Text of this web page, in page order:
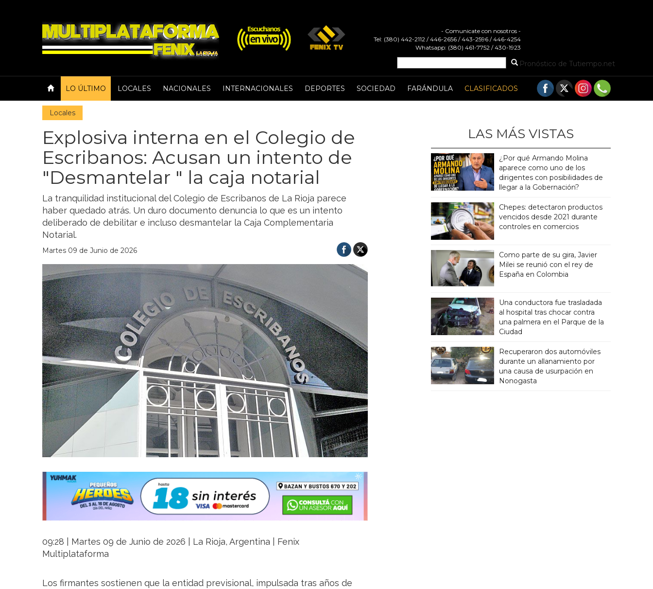
- Comunicate con nosotros -
Tel: (380) 442-2112 / 446-2656 / 443-2596 / 446-4254
Whatsapp: (380) 461-7752 / 430-1923
Pronóstico de Tutiempo.net
LO ÚLTIMO LOCALES NACIONALES INTERNACIONALES DEPORTES SOCIEDAD FARÁNDULA CLASIFICADOS
Locales
Explosiva interna en el Colegio de
Escribanos: Acusan un intento de
"Desmantelar " la caja notarial
La tranquilidad institucional del Colegio de Escribanos de La Rioja parece
haber quedado atrás. Un duro documento denuncia lo que es un intento
deliberado de debilitar e incluso desmantelar la Caja Complementaria
Notarial.
Martes 09 de Junio de 2026
09:28 | Martes 09 de Junio de 2026 | La Rioja, Argentina | Fenix
Multiplataforma
Los firmantes sostienen que la entidad previsional, impulsada tras años de
LAS MÁS VISTAS
¿Por qué Armando Molina
aparece como uno de los
dirigentes con posibilidades de
llegar a la Gobernación?
Chepes: detectaron productos
vencidos desde 2021 durante
controles en comercios
Como parte de su gira, Javier
Milei se reunió con el rey de
España en Colombia
Una conductora fue trasladada
al hospital tras chocar contra
una palmera en el Parque de la
Ciudad
Recuperaron dos automóviles
durante un allanamiento por
una causa de usurpación en
Nonogasta